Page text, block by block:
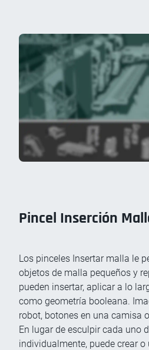
Pincel Inserción
Los pinceles Insertar malla le
objetos de malla pequeños y
pueden insertar, aplicar a lo
como geometría booleana.
robot, botones en una camisa
En lugar de esculpir cada uno
individualmente, puede crear